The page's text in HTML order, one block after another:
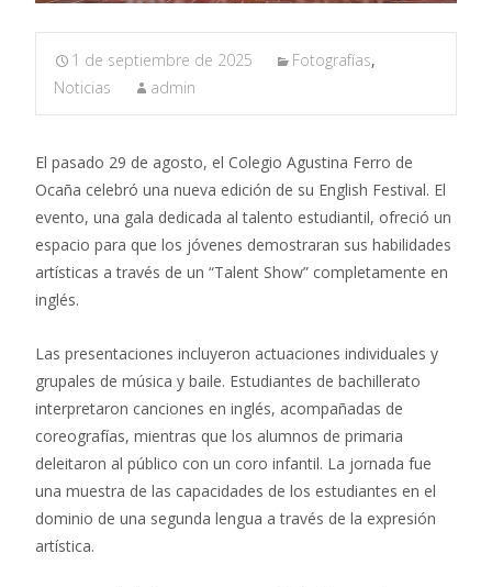
1 de septiembre de 2025 Fotografías,
Noticias
admin
El pasado 29 de agosto, el Colegio Agustina Ferro de
Ocaña celebró una nueva edición de su English Festival. El
evento, una gala dedicada al talento estudiantil, ofreció un
espacio para que los jóvenes demostraran sus habilidades
artísticas a través de un “Talent Show” completamente en
inglés.
Las presentaciones incluyeron actuaciones individuales y
grupales de música y baile. Estudiantes de bachillerato
interpretaron canciones en inglés, acompañadas de
coreografías, mientras que los alumnos de primaria
deleitaron al público con un coro infantil. La jornada fue
una muestra de las capacidades de los estudiantes en el
dominio de una segunda lengua a través de la expresión
artística.